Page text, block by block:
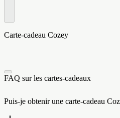
Carte-cadeau Cozey
FAQ sur les cartes-cadeaux
Puis-je obtenir une carte-cadeau